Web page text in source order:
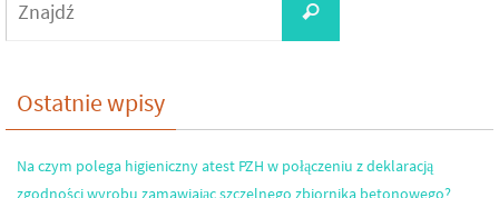
Znajdź
Ostatnie wpisy
Na czym polega higieniczny atest PZH w połączeniu z deklaracją
zgodności wyrobu zamawiając szczelnego zbiornika betonowego?